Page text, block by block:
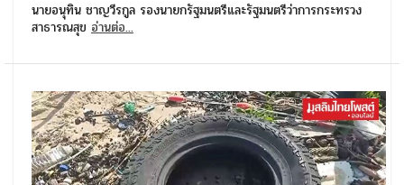
นายอนุทิน ชาญวีรกูล รองนายกรัฐมนตรีและรัฐมนตรีว่าการกระทรวง
สาธารณสุข อ่านต่อ...